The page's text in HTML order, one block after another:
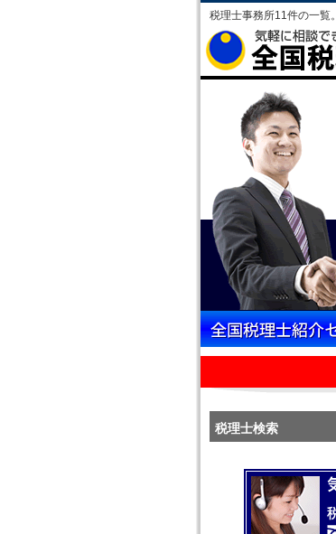
税理士事務所11件の一覧。
税理士検索